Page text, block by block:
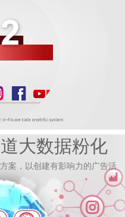
大数据粉化
案，以创建有影响力的广告活